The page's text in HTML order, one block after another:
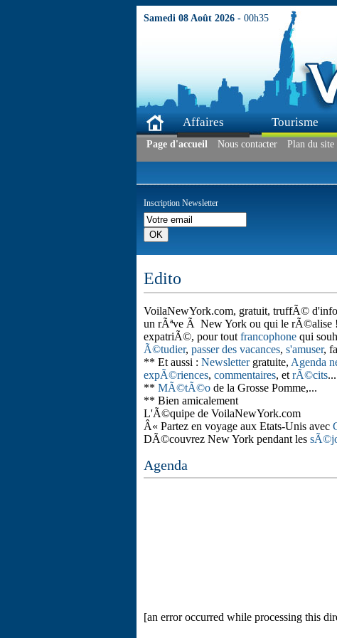
Samedi 08 Août 2026 - 00h35
Page d'accueil Nous contacter Plan du site
Affaires Tourisme
Inscription Newsletter
Edito
VoilaNewYork.com, gratuit, truffÃ©
un rÃªve Ã New York ou qui le
expatriÃ©, pour tout francophone qui
Ã©tudier, passer des vacances, s'amuser,
** Et aussi : Newslettergratuite, Agenda
expÃ©riences, commentaires, et rÃ©cits...
** MÃ©tÃ©o de la Grosse Pomme,...
** Bien amicalement
L'Ã©quipe de VoilaNewYork.com
Â« Partez en voyage aux Etats-Unis avec
DÃ©couvrez New York pendant les
Agenda
[an error occurred while processing this